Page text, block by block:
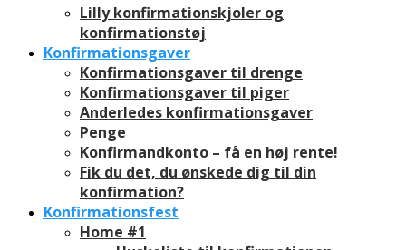
Lilly konfirmationskjoler og
konfirmationstøj
Konfirmationsgaver
Konfirmationsgaver til drenge
Konfirmationsgaver til piger
Anderledes konfirmationsgaver
Penge
Konfirmandkonto – få en høj rente!
Fik du det, du ønskede dig til din
konfirmation?
Konfirmationsfest
Home #1